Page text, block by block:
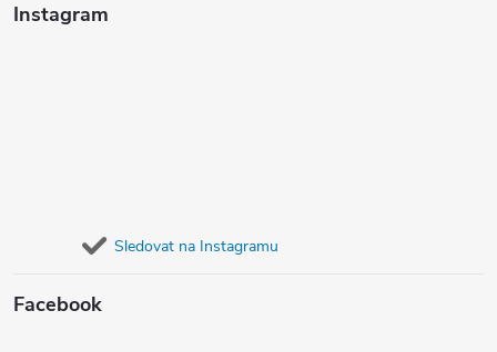
Instagram
Sledovat na Instagramu
Facebook